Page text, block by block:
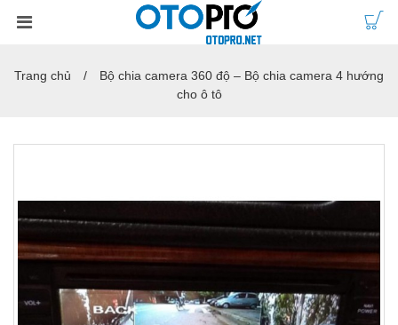
Trang chủ
Bộ chia camera 360 độ – Bộ chia camera 4 hướng
cho ô tô